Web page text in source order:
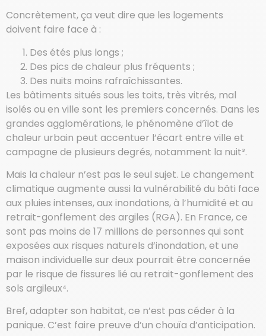
Concrètement, ça veut dire que les logements
doivent faire face à :
Des étés plus longs ;
Des pics de chaleur plus fréquents ;
Des nuits moins rafraîchissantes.
Les bâtiments situés sous les toits, très vitrés, mal
isolés ou en ville sont les premiers concernés. Dans les
grandes agglomérations, le phénomène d’îlot de
chaleur urbain peut accentuer l’écart entre ville et
campagne de plusieurs degrés, notamment la nuit³.
Mais la chaleur n’est pas le seul sujet. Le changement
climatique augmente aussi la vulnérabilité du bâti face
aux pluies intenses, aux inondations, à l’humidité et au
retrait-gonflement des argiles (RGA). En France, ce
sont pas moins de 17 millions de personnes qui sont
exposées aux risques naturels d’inondation, et une
maison individuelle sur deux pourrait être concernée
par le risque de fissures lié au retrait-gonflement des
sols argileux⁴.
Bref, adapter son habitat, ce n’est pas céder à la
panique. C’est faire preuve d’un chouïa d’anticipation.